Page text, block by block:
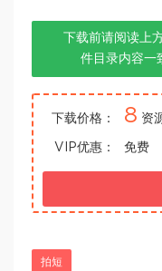
下载前请阅读上
件目录内容一
下载价格： 8 资
VIP优惠： 免费
拍短